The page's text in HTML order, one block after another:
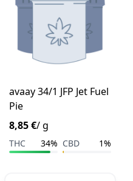
avaay 34/1 JFP Jet Fuel
Pie
8,85 €/ g
THC 34% CBD 1%